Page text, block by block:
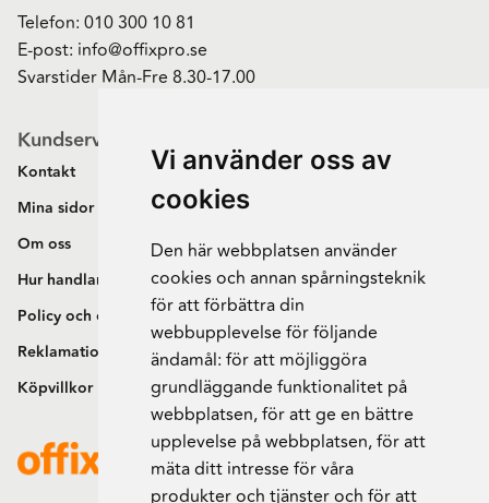
Vi använder oss av
cookies
Den här webbplatsen använder
cookies och annan spårningsteknik
för att förbättra din
webbupplevelse för följande
ändamål: för att möjliggöra
grundläggande funktionalitet på
webbplatsen,för att ge en bättre
upplevelse på webbplatsen,för att
mäta ditt intresse för våra
produkter och tjänster och för att
Telefon: 010 300 10 81
E-post: info@offixpro.se
Svarstider Mån-Fre 8.30-17.00
Kundservice
Kontakt
Mina sidor
Om oss
Hur handlar jag?
Policy och cookies
Reklamation och retur
Köpvillkor